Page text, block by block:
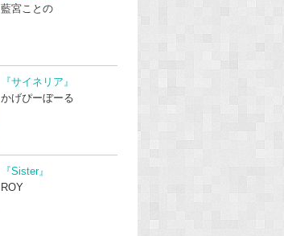
藍宮ことの
『サイネリア』
かげぴーぼーる
『Sister』
ROY